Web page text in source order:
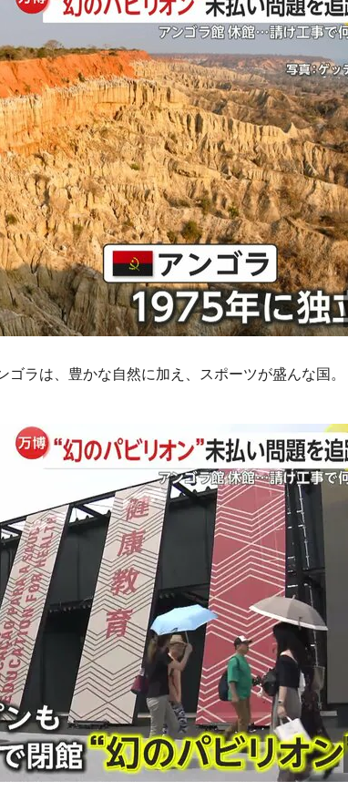
ラは、豊かな自然に加え、スポーツが盛んな国。